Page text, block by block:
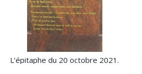
L’épitaphe du 20 octobre 2021.